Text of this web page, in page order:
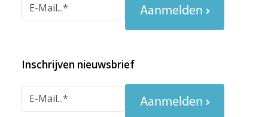
Aanmelden
Inschrijven nieuwsbrief
Aanmelden